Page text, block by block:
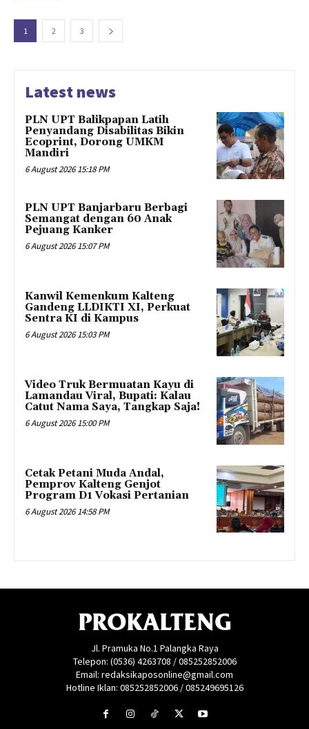
1 2 3
Latest news
PLN UPT Balikpapan Latih
Penyandang Disabilitas Bikin
Ecoprint, Dorong UMKM
Mandiri
6 August 2026 15:18 PM
PLN UPT Banjarbaru Berbagi
Semangat dengan 60 Anak
Pejuang Kanker
6 August 2026 15:07 PM
Kanwil Kemenkum Kalteng
Gandeng LLDIKTI XI, Perkuat
Sentra KI di Kampus
6 August 2026 15:03 PM
Video Truk Bermuatan Kayu di
Lamandau Viral, Bupati: Kalau
Catut Nama Saya, Tangkap Saja!
6 August 2026 15:00 PM
Cetak Petani Muda Andal,
Pemprov Kalteng Genjot
Program D1 Vokasi Pertanian
6 August 2026 14:58 PM
PROKALTENG
Jl. Pramuka No.1 Palangka Raya
Telepon: (0536) 4263708 / 085252852006
Email: redaksikaposonline@gmail.com
Hotline Iklan: 085252852006 / 085249695126